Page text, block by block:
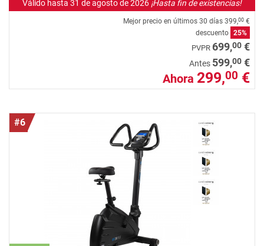
Válido hasta 31 de agosto de 2026 ¡Hasta fin de existencias!
Mejor precio en últimos 30 días 399,00 €
descuento 25%
PVPR 699,00 €
Antes 599,00 €
Ahora 299,00 €
#6